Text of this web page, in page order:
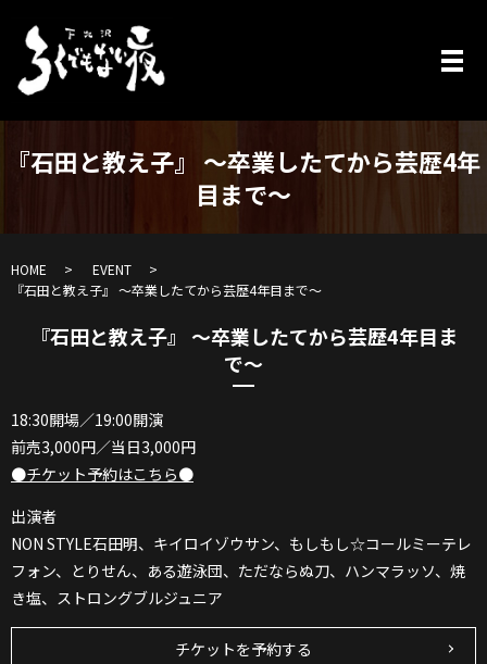
『石田と教え子』 〜卒業したてから芸歴4年
目まで〜
HOME
EVENT
『石田と教え子』 〜卒業したてから芸歴4年目まで〜
『石田と教え子』 〜卒業したてから芸歴4年目ま
で〜
18:30開場／19:00開演
前売3,000円／当日3,000円
●チケット予約はこちら●
出演者
NON STYLE石田明、キイロイゾウサン、もしもし☆コールミーテレ
フォン、とりせん、ある遊泳団、ただならぬ刀、ハンマラッソ、焼
き塩、ストロングブルジュニア
チケットを予約する